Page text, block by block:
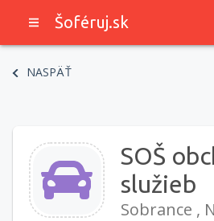
Šoféruj.sk
NASPÄŤ
SOŠ
služieb
Sobrance ,